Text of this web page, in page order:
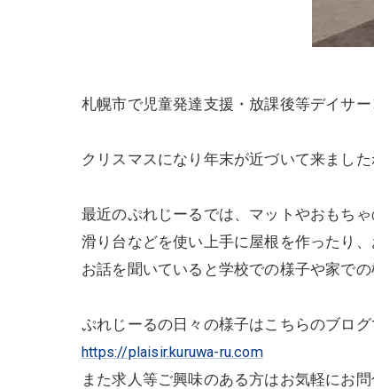
札幌市で児童発達支援・放課後等デイサ
クリスマスになり年末が近づいて来まし
最近のぷれじーるでは、マットやおもち
滑り台などを使い上手に屋根を作ったり
お話を聞いていると学校での様子や家で
ぷれじーるの日々の様子はこちらのブロ
https://plaisir.kuruwa-ru.com
また求人等ご興味のある方はお気軽にお問